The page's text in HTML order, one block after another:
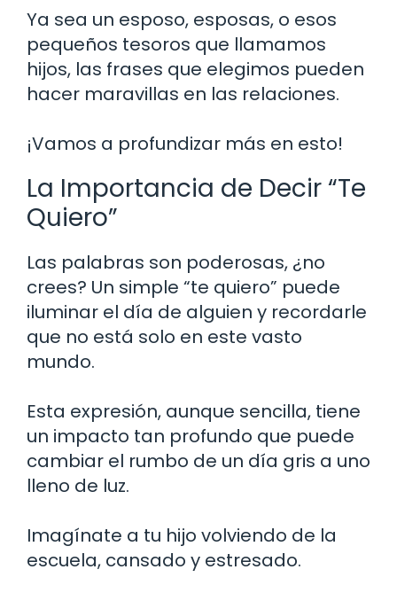
Ya sea un esposo, esposas, o esos
pequeños tesoros que llamamos
hijos, las frases que elegimos pueden
hacer maravillas en las relaciones.
¡Vamos a profundizar más en esto!
La Importancia de Decir “Te
Quiero”
Las palabras son poderosas, ¿no
crees? Un simple “te quiero” puede
iluminar el día de alguien y recordarle
que no está solo en este vasto
mundo.
Esta expresión, aunque sencilla, tiene
un impacto tan profundo que puede
cambiar el rumbo de un día gris a uno
lleno de luz.
Imagínate a tu hijo volviendo de la
escuela, cansado y estresado.